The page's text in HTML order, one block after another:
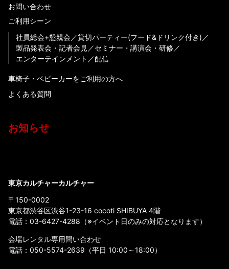
お問い合わせ
ご利用シーン
社員総会+懇親会
貸切パーティー(フード&ドリンク付き)
製品発表会・記者会見
セミナー・講演会・研修
エンターテインメント
配信
車椅子・ベビーカーをご利用の方へ
よくある質問
お知らせ
東京カルチャーカルチャー
〒150-0002
東京都渋谷区渋谷1-23-16 cocoti SHIBUYA 4階
電話： 03-6427-4288 （※イベント日のみの対応となります）
会場レンタル専用問い合わせ
電話： 050-5574-2639 （平日 10:00～18:00）